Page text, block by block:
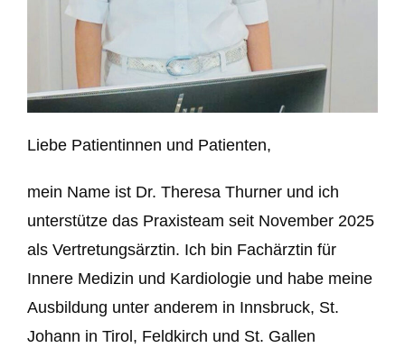
Liebe Patientinnen und Patienten,
mein Name ist Dr. Theresa Thurner und ich
unterstütze das Praxisteam seit November 2025
als Vertretungsärztin. Ich bin Fachärztin für
Innere Medizin und Kardiologie und habe meine
Ausbildung unter anderem in Innsbruck, St.
Johann in Tirol, Feldkirch und St. Gallen